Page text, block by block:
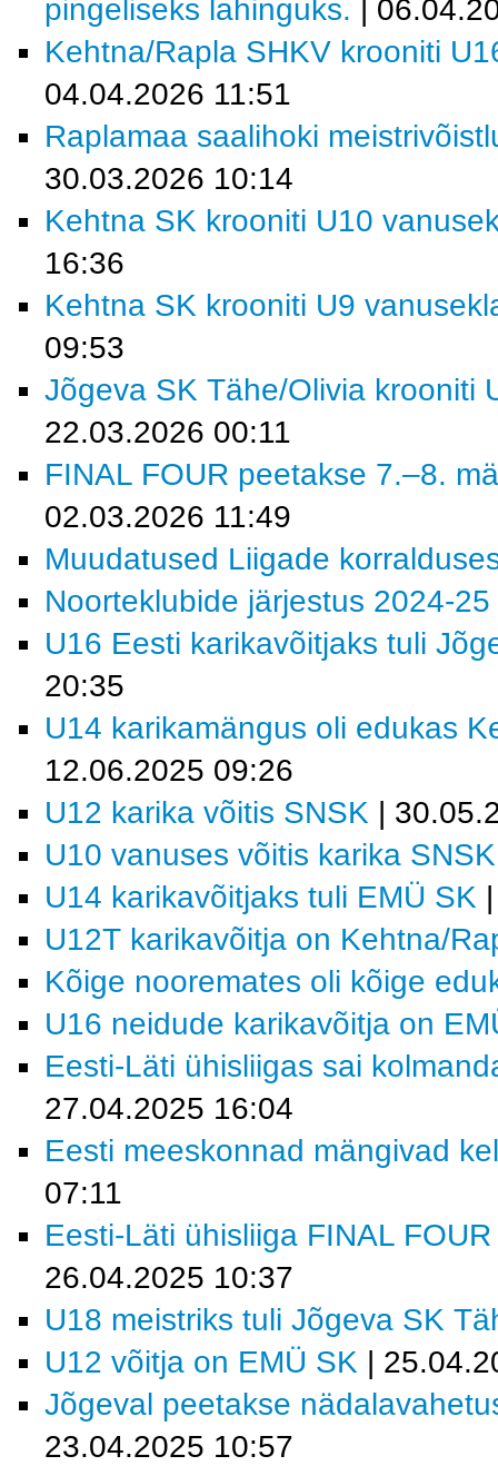
pingeliseks lahinguks. |
Kehtna/Rapla SHKV krooniti
04.04.2026 11:51
Raplamaa saalihoki
30.03.2026 10:14
Kehtna SK krooniti U10
16:36
Kehtna SK krooniti U9
09:53
Jõgeva SK Tähe/Olivia krooniti
22.03.2026 00:11
FINAL FOUR peetakse 7.–8.
02.03.2026 11:49
Muudatused Liigade
Noorteklubide järjestus 2024-25
U16 Eesti karikavõitjaks tuli
20:35
U14 karikamängus oli edukas
12.06.2025 09:26
U12 karika võitis SNSK |
U10 vanuses võitis karika SNSK
U14 karikavõitjaks tuli EMÜ SK
U12T karikavõitja on Kehtna/
Kõige nooremates oli kõige
U16 neidude karikavõitja on
Eesti-Läti ühisliigas sai
27.04.2025 16:04
Eesti meeskonnad mängivad
07:11
Eesti-Läti ühisliiga FINAL
26.04.2025 10:37
U18 meistriks tuli Jõgeva SK
U12 võitja on EMÜ SK |
Jõgeval peetakse
23.04.2025 10:57